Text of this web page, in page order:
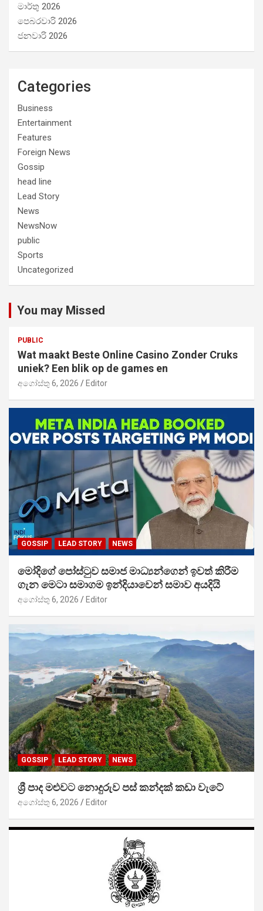
මාර්තු 2026
පෙබරවාරි 2026
ජනවාරි 2026
Categories
Business
Entertainment
Features
Foreign News
Gossip
head line
Lead Story
News
NewsNow
public
Sports
Uncategorized
You may Missed
PUBLIC
Wat maakt Beste Online Casino Zonder Cruks
uniek? Een blik op de games en
අගෝස්තු 6, 2026 Editor
GOSSIP LEAD STORY NEWS
මෝදිගේ පෝස්ටුව සමාජ මාධ්‍යන්ගෙන් ඉවත් කිරීම
ගැන මෙටා සමාගම ඉන්දියාවෙන් සමාව අයදියි
අගෝස්තු 6, 2026 Editor
GOSSIP LEAD STORY NEWS
ශ්‍රී පාද මළුවට නොදුරුව පස් කන්දක් කඩා වැටේ
අගෝස්තු 6, 2026 Editor